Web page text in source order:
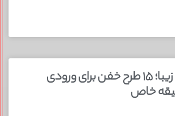
جا کفشی شیک زیبا؛ ۱۵ طرح خفن برای ورودی
خاص